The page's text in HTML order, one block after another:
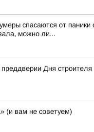
спасаются от
можно ли...
Дня строителя
(и вам не советуем)